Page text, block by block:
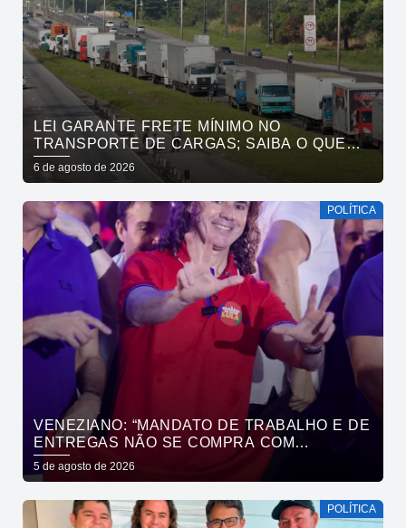
LEI GARANTE FRETE MÍNIMO NO
TRANSPORTE DE CARGAS; SAIBA O QUE
MUDA
6 de agosto de 2026
POLÍTICA
VENEZIANO: “MANDATO DE TRABALHO E DE
ENTREGAS NÃO SE COMPRA COM
DINHEIRO, SE CONQUISTA COM TRABALHO”
5 de agosto de 2026
POLÍTICA